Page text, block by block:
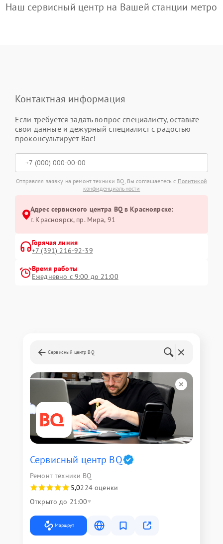
Наш сервисный центр на Вашей станции метро
Контактная информация
Если требуется задать вопрос специалисту, оставьте
свои данные и дежурный специалист с радостью
проконсультирует Вас!
Отправляя заявку на ремонт техники BQ, Вы соглашаетесь с Политикой
конфиденциальности
Адрес сервисного центра BQ в Красноярске:
г. Красноярск, ​пр. Мира, 91
Горячая линия
+7 (391) 216-92-39
Время работы
Ежедневно с 9:00 до 21:00
Сервисный центр BQ
Сервисный центр BQ
Ремонт техники BQ
5,0224 оценки
Открыто до 21:00
Маршрут